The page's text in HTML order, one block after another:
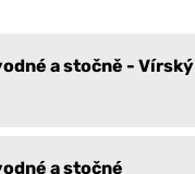
a stočně - Vírský
a stočné